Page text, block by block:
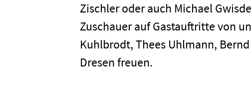
Zischler oder auch Michael
Zuschauer auf Gastauftritte von
Kuhlbrodt, Thees Uhlmann,
Dresen freuen.
Karriere
Kontakt